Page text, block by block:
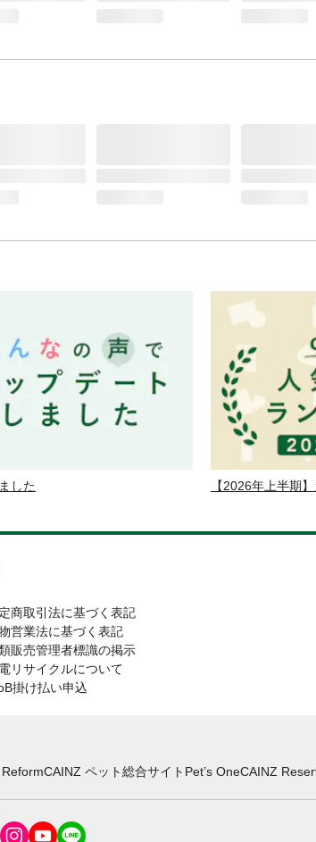
した 【2026年上半期
商取引法に基づく表記
営業法に基づく表記
販売管理者標識の掲示
リサイクルについて
掛け払い申込
CAINZ ペット総合サイト Pet’s OneCAINZ